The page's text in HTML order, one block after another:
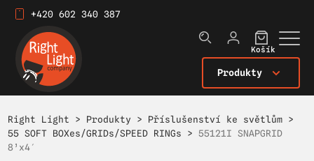
+420 602 340 387
Produkty
Košík
Right Light > Produkty > Příslušenství ke světlům >
55 SOFT BOXes/GRIDs/SPEED RINGs >55121I SNAPGRID
8’x4′